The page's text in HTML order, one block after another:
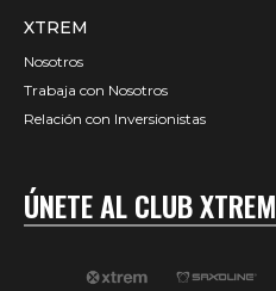
XTREM
Nosotros
Trabaja con Nosotros
Relación con Inversionistas
ÚNETE AL CLUB XTREM